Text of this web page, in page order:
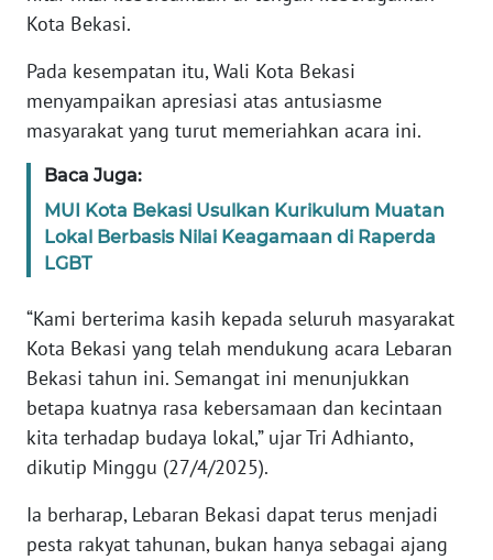
Kota Bekasi.
Pada kesempatan itu, Wali Kota Bekasi
menyampaikan apresiasi atas antusiasme
masyarakat yang turut memeriahkan acara ini.
Baca Juga:
MUI Kota Bekasi Usulkan Kurikulum Muatan
Lokal Berbasis Nilai Keagamaan di Raperda
LGBT
“Kami berterima kasih kepada seluruh masyarakat
Kota Bekasi yang telah mendukung acara Lebaran
Bekasi tahun ini. Semangat ini menunjukkan
betapa kuatnya rasa kebersamaan dan kecintaan
kita terhadap budaya lokal,” ujar Tri Adhianto,
dikutip Minggu (27/4/2025).
Ia berharap, Lebaran Bekasi dapat terus menjadi
pesta rakyat tahunan, bukan hanya sebagai ajang
JAMBI
WN
SULTRA
WN
NTB
WN
SULTENG
WN
SULBAR
WN
BABEL
SUMBAR